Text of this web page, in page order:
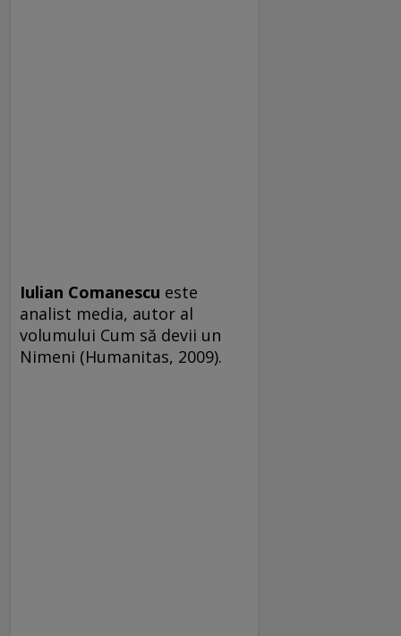
Iulian Comanescu este
analist media, autor al
volumului Cum să devii un
Nimeni (Humanitas, 2009).